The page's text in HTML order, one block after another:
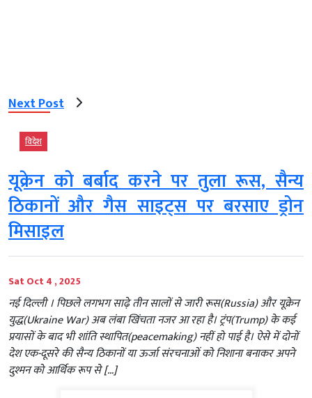
Next Post
विदेश
यूक्रेन को बर्बाद करने पर तुला रूस, सैन्य
ठिकानों और गैस साइट्स पर बरसाए ड्रोन
मिसाइल
Sat Oct 4 , 2025
नई दिल्‍ली । पिछले लगभग साढ़े तीन सालों से जारी रूस(Russia) और यूक्रेन
युद्ध(Ukraine War) अब लंबा खिंचता नजर आ रहा है। ट्रंप(Trump) के कई
प्रयासों के बाद भी शांति स्थापित(peacemaking) नहीं हो पाई है। ऐसे में दोनों
देश एक-दूसरे की सैन्य ठिकानों या ऊर्जा संरचनाओं को निशाना बनाकर अपने
दुश्मन को आर्थिक रूप से […]